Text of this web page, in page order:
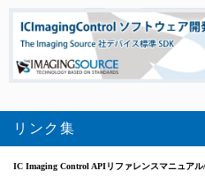
リンク集
IC Imaging ControlAPIリファレンスマニュア